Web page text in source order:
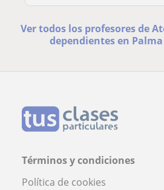
Ver todos los profesores de
dependientes en
Términos y condiciones
Política de cookies